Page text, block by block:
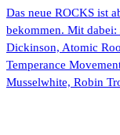
Das neue ROCKS ist
bekommen. Mit dabei:
Dickinson, Atomic
Temperance
Musselwhite, Robin